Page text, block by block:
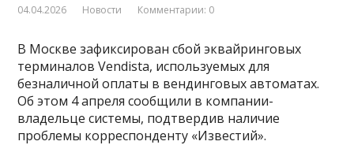
04.04.2026 Новости Комментарии: 0
В Москве зафиксирован сбой эквайринговых
терминалов Vendista, используемых для
безналичной оплаты в вендинговых автоматах.
Об этом 4 апреля сообщили в компании-
владельце системы, подтвердив наличие
проблемы корреспонденту «Известий».